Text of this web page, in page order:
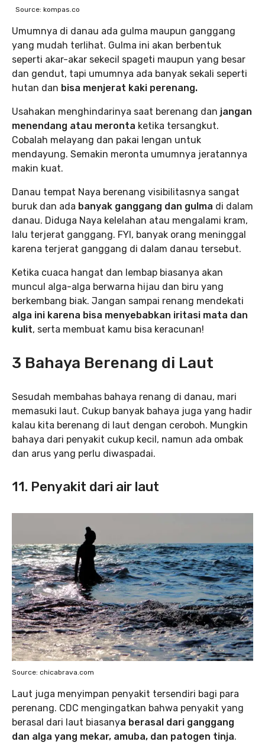
Source: kompas.co
Umumnya di danau ada gulma maupun ganggang
yang mudah terlihat. Gulma ini akan berbentuk
seperti akar-akar sekecil spageti maupun yang besar
dan gendut, tapi umumnya ada banyak sekali seperti
hutan dan bisa menjerat kaki perenang.
Usahakan menghindarinya saat berenang dan jangan
menendang atau meronta ketika tersangkut.
Cobalah melayang dan pakai lengan untuk
mendayung. Semakin meronta umumnya jeratannya
makin kuat.
Danau tempat Naya berenang visibilitasnya sangat
buruk dan ada banyak ganggang dan gulma di dalam
danau. Diduga Naya kelelahan atau mengalami kram,
lalu terjerat ganggang. FYI, banyak orang meninggal
karena terjerat ganggang di dalam danau tersebut.
Ketika cuaca hangat dan lembap biasanya akan
muncul alga-alga berwarna hijau dan biru yang
berkembang biak. Jangan sampai renang mendekati
alga ini karena bisa menyebabkan iritasi mata dan
kulit, serta membuat kamu bisa keracunan!
3 Bahaya Berenang di Laut
Sesudah membahas bahaya renang di danau, mari
memasuki laut. Cukup banyak bahaya juga yang hadir
kalau kita berenang di laut dengan ceroboh. Mungkin
bahaya dari penyakit cukup kecil, namun ada ombak
dan arus yang perlu diwaspadai.
11. Penyakit dari air laut
Source: chicabrava.com
Laut juga menyimpan penyakit tersendiri bagi para
perenang. CDC mengingatkan bahwa penyakit yang
berasal dari laut biasanya berasal dari ganggang
dan alga yang mekar, amuba, dan patogen tinja.